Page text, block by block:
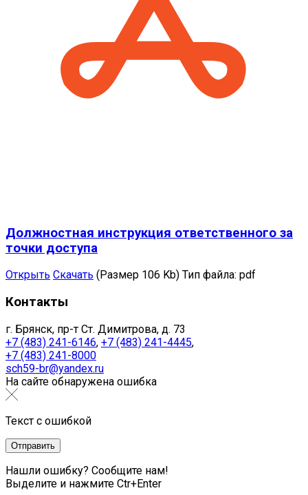
Должностная инструкция ответственного за
точки доступа
Открыть Скачать (Размер 106 Kb) Тип файла: pdf
Контакты
г. Брянск, пр-т Ст. Димитрова, д. 73
+7 (483) 241-6146, +7 (483) 241-4445,
+7 (483) 241-8000
sch59-br@yandex.ru
На сайте обнаружена ошибка
Текст с ошибкой
Нашли ошибку? Сообщите нам!
Выделите и нажмите Ctr+Enter